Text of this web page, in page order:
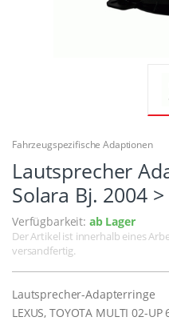
Fahrzeugspezifische Adaptionen
Lautsprecher
Solara Bj. 2004
Verfügbarkeit: ab Lager
Der Artikel ist innerhalb eines
versandfertig.
Lautsprecher-Adapterringe
LEXUS, TOYOTA MULTI 02-UP